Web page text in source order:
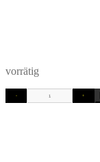
vorrätig
- +